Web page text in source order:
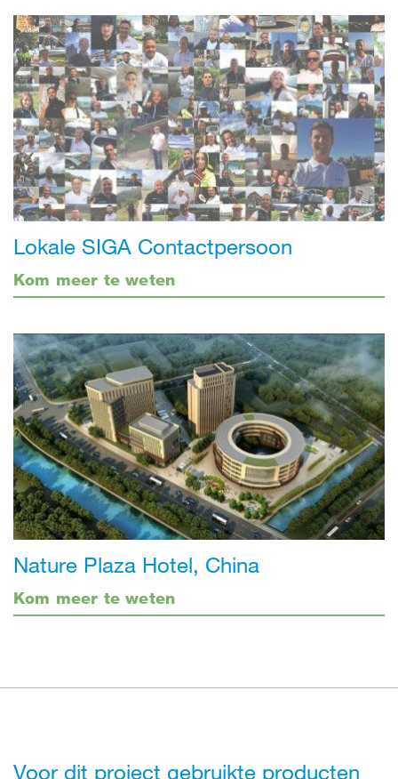
Lokale SIGA Contactpersoon
Kom meer te weten
Nature Plaza Hotel, China
Kom meer te weten
Voor dit project gebruikte producten